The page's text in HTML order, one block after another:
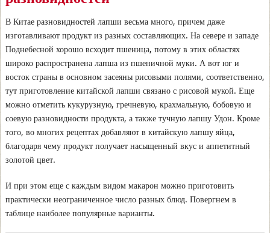
В Китае разновидностей лапши весьма много, причем даже
изготавливают продукт из разных составляющих. На севере и западе
Поднебесной хорошо всходит пшеница, потому в этих областях
широко распространена лапша из пшеничной муки. А вот юг и
восток страны в основном засеяны рисовыми полями, соответственно,
тут приготовление китайской лапши связано с рисовой мукой. Еще
можно отметить кукурузную, гречневую, крахмальную, бобовую и
соевую разновидности продукта, а также тучную лапшу Удон. Кроме
того, во многих рецептах добавляют в китайскую лапшу яйца,
благодаря чему продукт получает насыщенный вкус и аппетитный
золотой цвет.
И при этом еще с каждым видом макарон можно приготовить
практически неограниченное число разных блюд. Повергнем в
таблице наиболее популярные варианты.